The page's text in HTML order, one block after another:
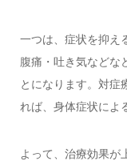
一つは、症状を抑え
腹痛・吐き気などな
とになります。対症
れば、身体症状によ
よって、治療効果が